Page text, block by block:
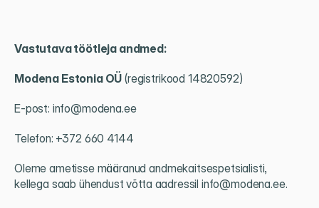
Vastutava töötleja andmed:
Modena Estonia OÜ (registrikood 14820592)
E-post: info@modena.ee
Telefon: +372 660 4144
Oleme ametisse määranud andmekaitsespetsialisti,
kellega saab ühendust võtta aadressil info@modena.ee.